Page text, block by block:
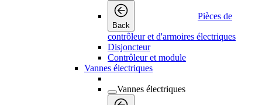
Back
Pièces de
contrôleur et d'armoires électriques
Disjoncteur
Contrôleur et module
Vannes électriques
Vannes électriques